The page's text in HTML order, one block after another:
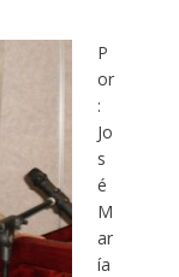
P
or
:
Jo
s
é
M
ar
ía